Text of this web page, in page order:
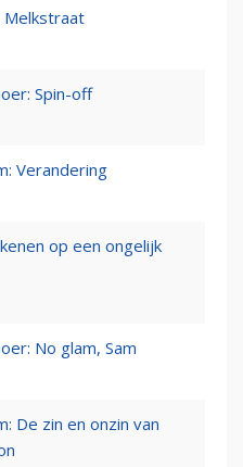
Melkstraat
Spin-off
Verandering
op een ongelijk
No glam, Sam
De zin en onzin van